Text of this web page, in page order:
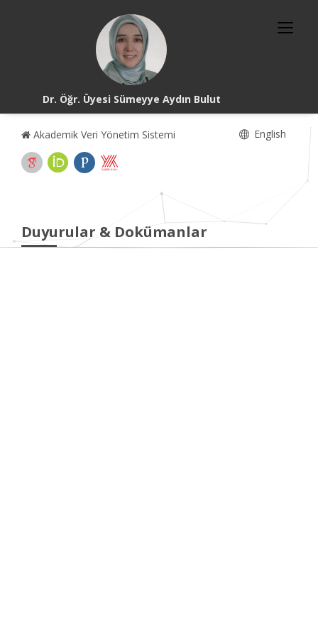
Dr. Öğr. Üyesi Sümeyye Aydın Bulut
Akademik Veri Yönetim Sistemi English
Duyurular & Dokümanlar